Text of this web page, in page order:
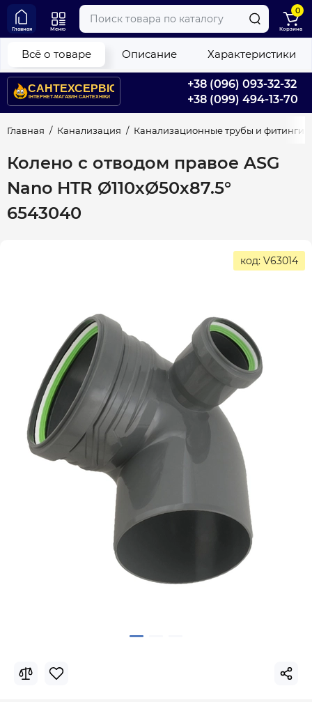
+38 (096) 093-32-32
+38 (099) 494-13-70
Главная Меню
0
Корзина
Главная Канализация Канализационные трубы и фитинги
Колено с отводом правое ASG
Nano HTR Ø110хØ50х87.5°
6543040
Всё о товаре Описание Характеристики
код: V63014